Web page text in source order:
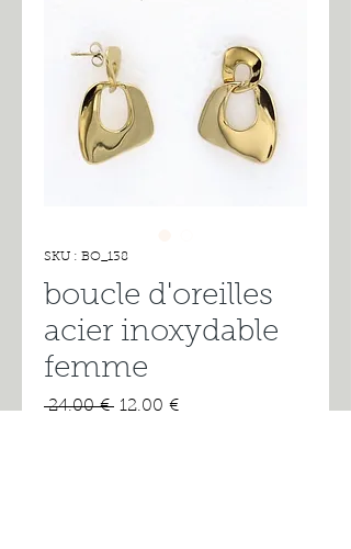
SKU : BO_138
boucle d'oreilles
acier inoxydable
femme
24,00 € Prix
12,00 €Prix